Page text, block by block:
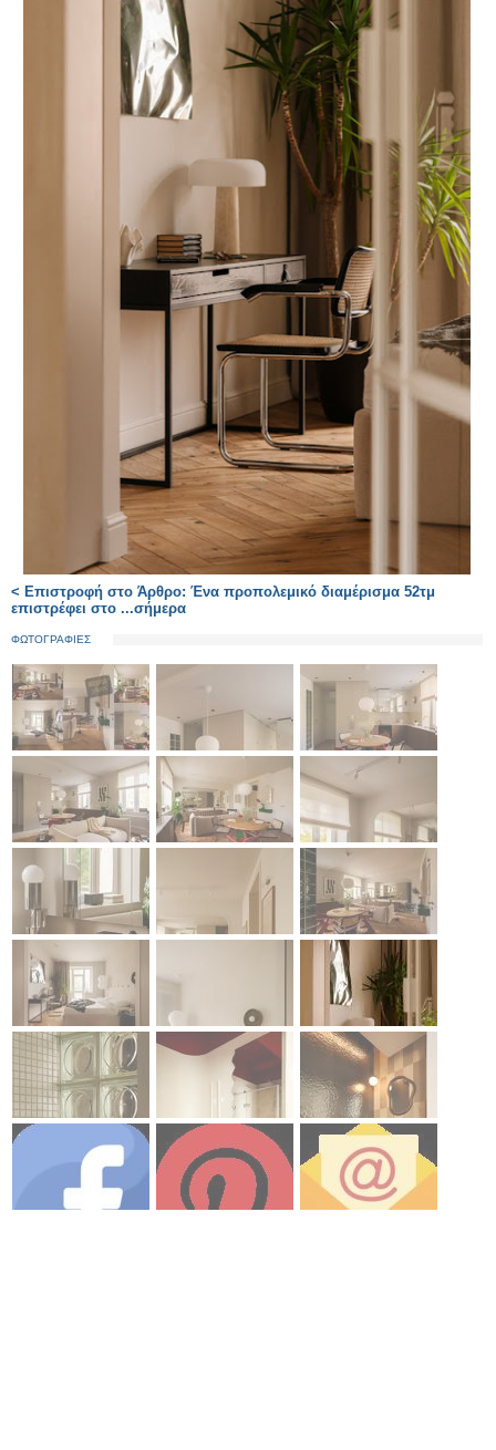
< Επιστροφή στο Άρθρο: Ένα προπολεμικό διαμέρισμα 52τμ
επιστρέφει στο ...σήμερα
ΦΩΤΟΓΡΑΦΙΕΣ